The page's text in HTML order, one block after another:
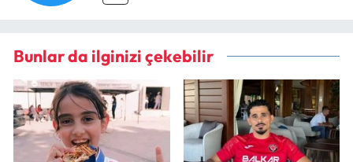
Bunlar da ilginizi çekebilir